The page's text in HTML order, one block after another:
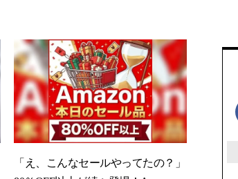
「え、こんなセールやってたの？」